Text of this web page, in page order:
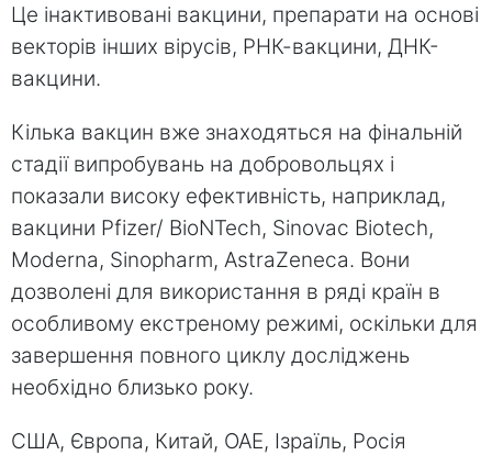
Це інактивовані вакцини, препарати на основі
векторів інших вірусів, РНК-вакцини, ДНК-
вакцини.
Кілька вакцин вже знаходяться на фінальній
стадії випробувань на добровольцях і
показали високу ефективність, наприклад,
вакцини Pfizer/ BioNTech, Sinovac Biotech,
Moderna, Sinopharm, AstraZeneca. Вони
дозволені для використання в ряді країн в
особливому екстреному режимі, оскільки для
завершення повного циклу досліджень
необхідно близько року.
США, Європа, Китай, ОАЕ, Ізраїль, Росія